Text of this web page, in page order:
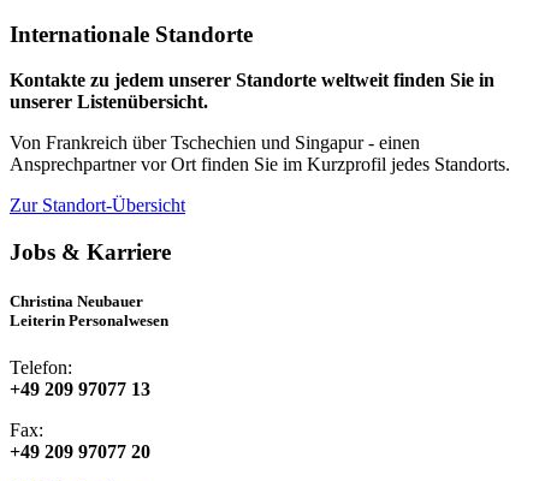
Internationale Standorte
Kontakte zu jedem unserer Standorte weltweit finden Sie in
unserer Listenübersicht.
Von Frankreich über Tschechien und Singapur - einen
Ansprechpartner vor Ort finden Sie im Kurzprofil jedes Standorts.
Zur Standort-Übersicht
Jobs & Karriere
Christina Neubauer
Leiterin Personalwesen
Telefon:
+49 209 97077 13
Fax:
+49 209 97077 20